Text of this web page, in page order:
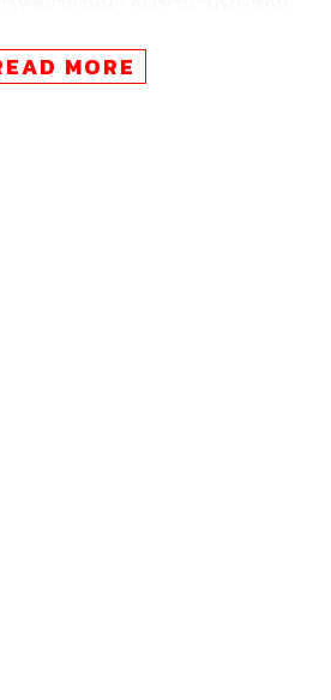
ผชิญกับความท้าทายคล้ายกับอีก
จะก้าวข้ามความท้าทายเหล่านี้
MORE